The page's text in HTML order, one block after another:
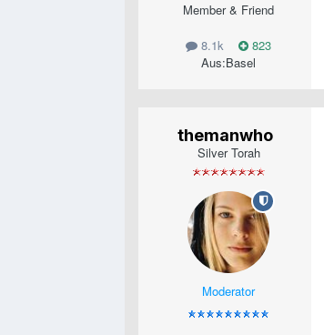
Member & Friend
8.1k
823
Aus:Basel
themanwho
Silver Torah
Moderator